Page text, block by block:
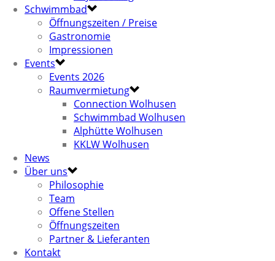
Schwimmbad
Öffnungszeiten / Preise
Gastronomie
Impressionen
Events
Events 2026
Raumvermietung
Connection Wolhusen
Schwimmbad Wolhusen
Alphütte Wolhusen
KKLW Wolhusen
News
Über uns
Philosophie
Team
Offene Stellen
Öffnungszeiten
Partner & Lieferanten
Kontakt